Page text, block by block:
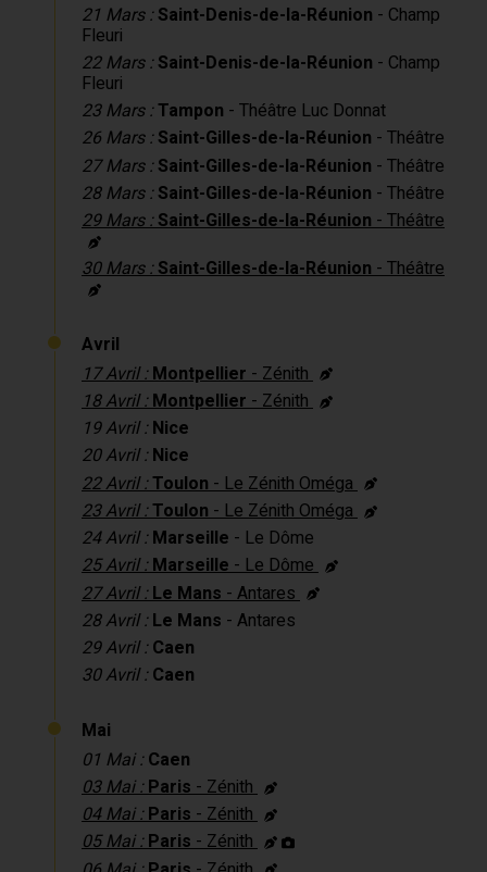
21 Mars : Saint-Denis-de-la-Réunion
Fleuri
22 Mars : Saint-Denis-de-la-Réunion
Fleuri
23 Mars :Tampon - Théâtre Luc Donnat
26 Mars : Saint-Gilles-de-la-Réunion - Théâtre
27 Mars : Saint-Gilles-de-la-Réunion - Théâtre
28 Mars : Saint-Gilles-de-la-Réunion - Théâtre
29 Mars :Saint-Gilles-de-la-Réunion- Théâtre
30 Mars :Saint-Gilles-de-la-Réunion- Théâtre
Avril
17 Avril : Montpellier - Zénith
18 Avril :Montpellier- Zénith
19 Avril : Nice
20 Avril : Nice
22 Avril :Toulon - Le Zénith Oméga
23 Avril :Toulon- Le Zénith Oméga
24 Avril : Marseille - Le Dôme
25 Avril :Marseille- Le Dôme
27 Avril : Le Mans - Antares
28 Avril : Le Mans - Antares
29 Avril : Caen
30 Avril : Caen
Mai
01 Mai : Caen
03 Mai :Paris- Zénith
04 Mai :Paris- Zénith
05 Mai :Paris- Zénith